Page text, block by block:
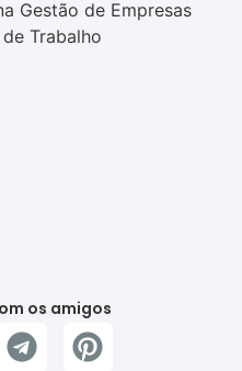
os amigos